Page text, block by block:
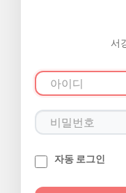
서
자동 로그인